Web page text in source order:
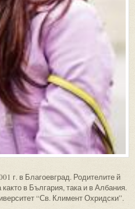
г. в Благоевград. Родителите й
в България, така и в Албания.
“Св. Климент Охридски”.